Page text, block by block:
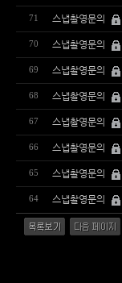
71 스냅촬영문의
70 스냅촬영문의
69 스냅촬영문의
68 스냅촬영문의
67 스냅촬영문의
66 스냅촬영문의
65 스냅촬영문의
64 스냅촬영문의